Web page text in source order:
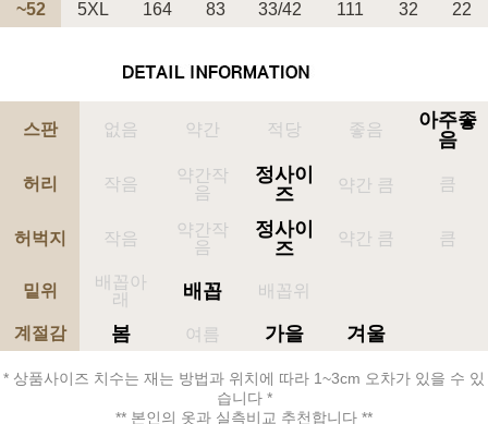
~52
5XL 164 83 33/42 111 32 22
스판 없음 약간 적당 좋음
아주좋
음
허리 작음
약간작
음
정사이
즈
약간 큼 큼
허벅지 작음
약간작
음
정사이
즈
약간 큼 큼
밑위
배꼽아
래
배꼽 배꼽위
계절감 봄 여름 가을 겨울
* 상품사이즈 치수는 재는 방법과 위치에 따라 1~3cm 오차가 있을 수 있
습니다 *
** 본인의 옷과 실측비교 추천합니다 **